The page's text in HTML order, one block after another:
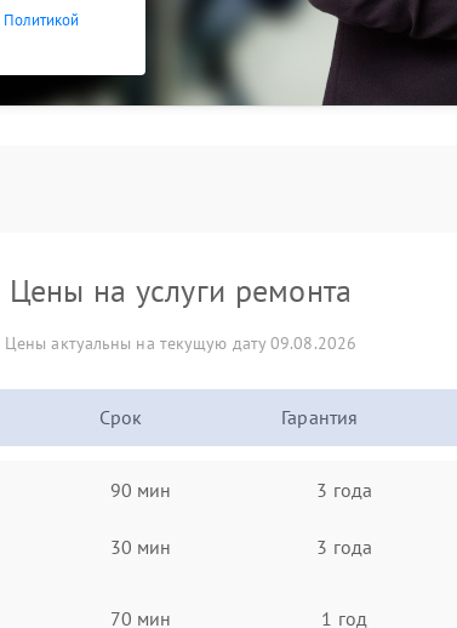
Политикой
Цены на услуги ремонта
Цены актуальны на текущую дату 09.08.2026
Срок Гарантия
90 мин 3 года
30 мин 3 года
70 мин 1 год